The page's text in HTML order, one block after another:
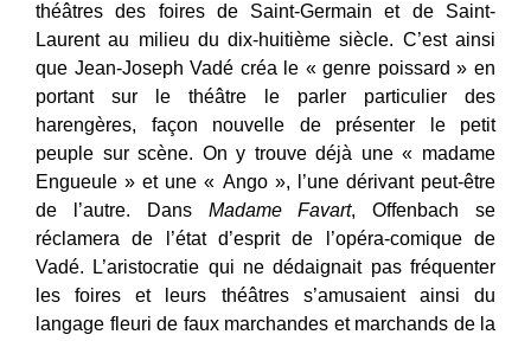
théâtres des foires de Saint-Germain et de Saint-
Laurent au milieu du dix-huitième siècle. C’est ainsi
que Jean-Joseph Vadé créa le « genre poissard » en
portant sur le théâtre le parler particulier des
harengères, façon nouvelle de présenter le petit
peuple sur scène. On y trouve déjà une « madame
Engueule » et une « Ango », l’une dérivant peut-être
de l’autre. Dans Madame Favart, Offenbach se
réclamera de l’état d’esprit de l’opéra-comique de
Vadé. L’aristocratie qui ne dédaignait pas fréquenter
les foires et leurs théâtres s’amusaient ainsi du
langage fleuri de faux marchandes et marchands de la